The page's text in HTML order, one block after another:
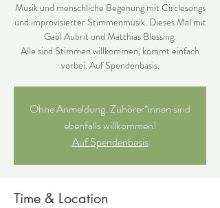
Musik und menschliche Begenung mit Circlesongs
und improvisierter Stimmenmusik. Dieses Mal mit
Gaël Aubrit und Matthias Blessing.
Alle sind Stimmen willkommen, kommt einfach
vorbei. Auf Spendenbasis.
Ohne Anmeldung. Zuhörer*innen sind
ebenfalls willkommen!
Auf Spendenbasis
Time & Location